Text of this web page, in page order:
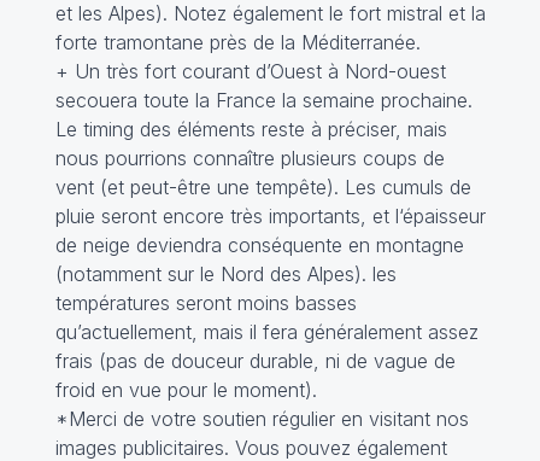
et les Alpes). Notez également le fort mistral et la
forte tramontane près de la Méditerranée.
+ Un très fort courant d’Ouest à Nord-ouest
secouera toute la France la semaine prochaine.
Le timing des éléments reste à préciser, mais
nous pourrions connaître plusieurs coups de
vent (et peut-être une tempête). Les cumuls de
pluie seront encore très importants, et l‘épaisseur
de neige deviendra conséquente en montagne
(notamment sur le Nord des Alpes). les
températures seront moins basses
qu’actuellement, mais il fera généralement assez
frais (pas de douceur durable, ni de vague de
froid en vue pour le moment).
*Merci de votre soutien régulier en visitant nos
images publicitaires. Vous pouvez également